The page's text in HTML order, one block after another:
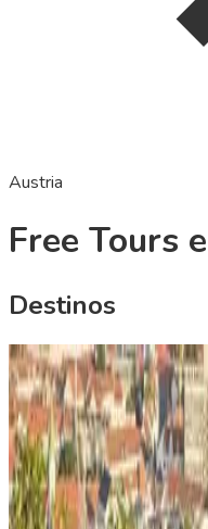
Austria
Free Tours
Destinos